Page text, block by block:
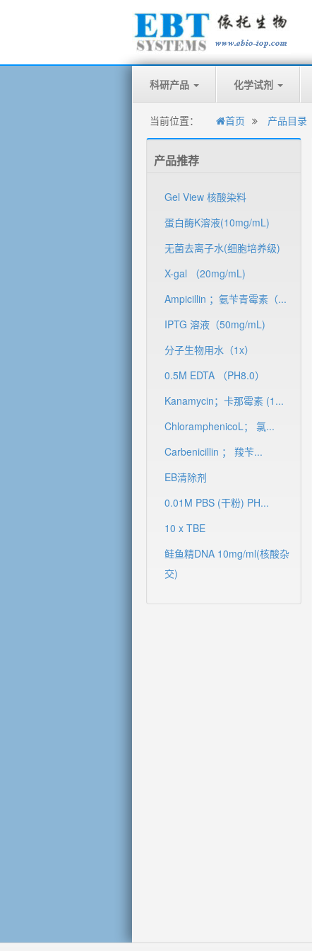
科研产品 化学试剂
当前位置： 首页 产品目录
产品推荐
Gel View 核酸染料
蛋白酶K溶液(10mg/mL)
无菌去离子水(细胞培养级)
X-gal （20mg/mL)
Ampicillin ；氨苄青霉素（...
IPTG 溶液（50mg/mL)
分子生物用水（1x）
0.5M EDTA （PH8.0）
Kanamycin；卡那霉素 (1...
ChloramphenicoL； 氯...
Carbenicillin ； 羧苄...
EB清除剂
0.01M PBS (干粉) PH...
10 x TBE
鲑鱼精DNA 10mg/ml(核酸杂
交)